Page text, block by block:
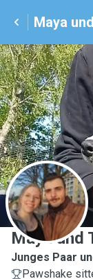
Maya
M
Maya und
Junges Paar
Pawshake